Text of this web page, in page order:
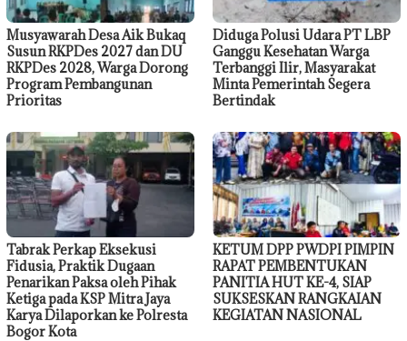
Musyawarah Desa Aik Bukaq
Susun RKPDes 2027 dan DU
RKPDes 2028, Warga Dorong
Program Pembangunan
Prioritas
Diduga Polusi Udara PT LBP
Ganggu Kesehatan Warga
Terbanggi Ilir, Masyarakat
Minta Pemerintah Segera
Bertindak
Tabrak Perkap Eksekusi
Fidusia, Praktik Dugaan
Penarikan Paksa oleh Pihak
Ketiga pada KSP Mitra Jaya
Karya Dilaporkan ke Polresta
Bogor Kota
KETUM DPP PWDPI PIMPIN
RAPAT PEMBENTUKAN
PANITIA HUT KE-4, SIAP
SUKSESKAN RANGKAIAN
KEGIATAN NASIONAL